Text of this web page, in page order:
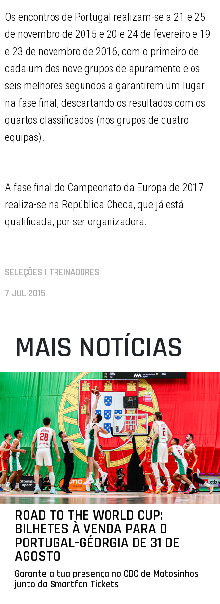
Os encontros de Portugal realizam-se a 21 e 25
de novembro de 2015 e 20 e 24 de fevereiro e 19
e 23 de novembro de 2016, com o primeiro de
cada um dos nove grupos de apuramento e os
seis melhores segundos a garantirem um lugar
na fase final, descartando os resultados com os
quartos classificados (nos grupos de quatro
equipas).
A fase final do Campeonato da Europa de 2017
realiza-se na República Checa, que já está
qualificada, por ser organizadora.
SELEÇÕES | TREINADORES
7 JUL 2015
MAIS NOTÍCIAS
ROAD TO THE WORLD CUP:
BILHETES À VENDA PARA O
PORTUGAL-GÉORGIA DE 31 DE
AGOSTO
Garante a tua presença no CDC de Matosinhos
junto da Smartfan Tickets